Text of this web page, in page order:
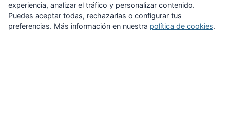
ORDEN GENERAL
experiencia, analizar el tráfico y personalizar contenido.
Puedes aceptar todas, rechazarlas o configurar tus
preferencias. Más información en nuestra política de cookies.